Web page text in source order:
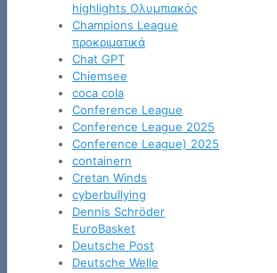
highlights Ολυμπιακός
Champions League
προκριματικά
Chat GPT
Chiemsee
coca cola
Conference League
Conference League 2025
Conference League) 2025
containern
Cretan Winds
cyberbullying
Dennis Schröder
EuroBasket
Deutsche Post
Deutsche Welle